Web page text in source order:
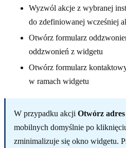
Wyzwól akcje z wybranej
do zdefiniowanej wcześniej
Otwórz formularz
oddzwonień z widgetu
Otwórz formularz
w ramach widgetu
W przypadku akcji Otwórz
mobilnych domyślnie po
zminimalizuje się okno widgetu.